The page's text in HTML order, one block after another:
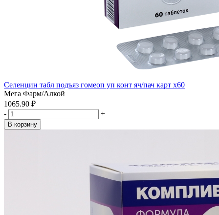
Селенцин табл подъяз гомеоп уп конт яч/пач карт x60
Мега Фарм/Алкой
1065.90 ₽
-
+
В корзину